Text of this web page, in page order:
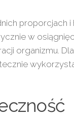
proporcjach i
w
organizmu.